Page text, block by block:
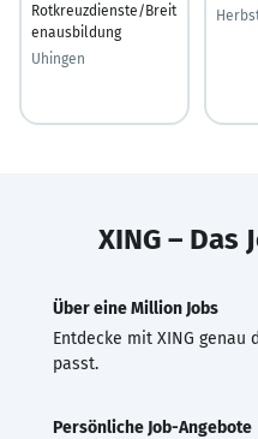
Rotkreuzdienste/Breit
enausbildung
Uhingen
XING – Das
Über eine Million Jobs
Entdecke mit XING genau
passt.
Persönliche Job-Angebote